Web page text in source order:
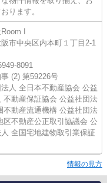
ります。
I
市中央区内本町１丁目2-1
8091
(2) 第59226号
人 全日本不動産協会 公益
不動産保証協会 公益社団法
不動産流通機構 公益社団法
区不動産公正取引協議会 公
全国宅地建物取引業保証
情報の見方